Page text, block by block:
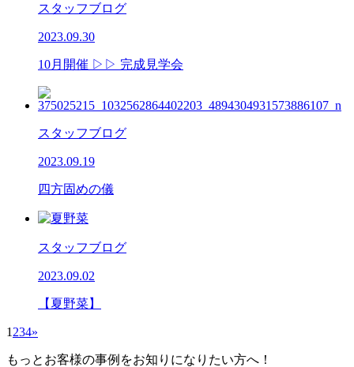
スタッフブログ
2023.09.30
10月開催 ▷▷ 完成見学会
スタッフブログ
2023.09.19
四方固めの儀
スタッフブログ
2023.09.02
【夏野菜】
1 234»
もっとお客様の事例をお知りになりたい方へ！